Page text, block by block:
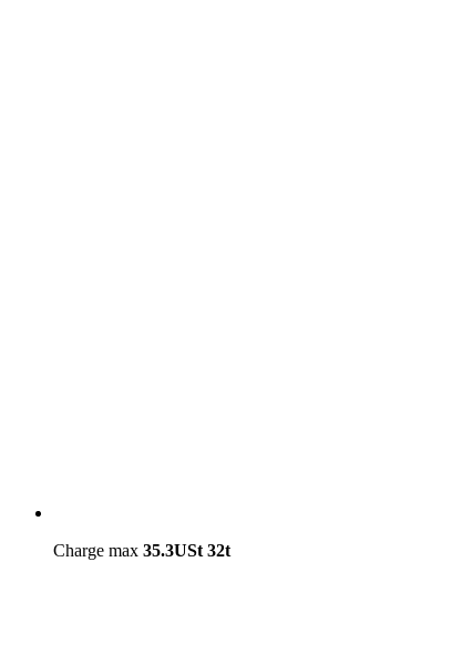
Charge max 35.3USt 32t